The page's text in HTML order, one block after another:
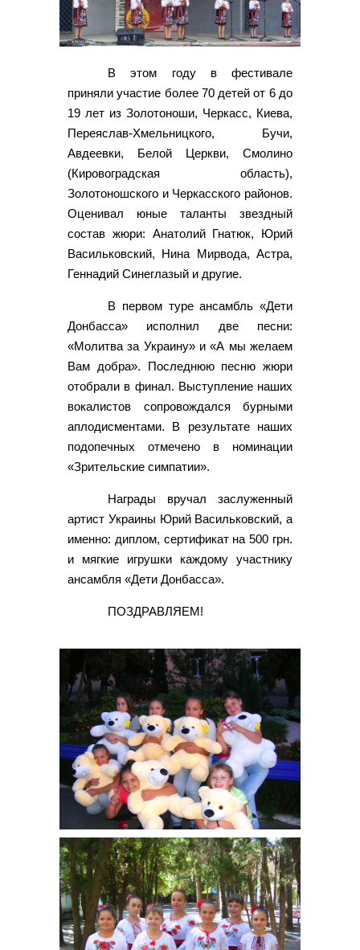
В этом году в фестивале
приняли участие более 70 детей от 6 до
19 лет из Золотоноши, Черкасс, Киева,
Переяслав-Хмельницкого, Бучи,
Авдеевки, Белой Церкви, Смолино
(Кировоградская область),
Золотоношского и Черкасского районов.
Оценивал юные таланты звездный
состав жюри: Анатолий Гнатюк, Юрий
Васильковский, Нина Мирвода, Астра,
Геннадий Синеглазый и другие.
В первом туре ансамбль «Дети
Донбасса» исполнил две песни:
«Молитва за Украину» и «А мы желаем
Вам добра». Последнюю песню жюри
отобрали в финал. Выступление наших
вокалистов сопровождался бурными
аплодисментами. В результате наших
подопечных отмечено в номинации
«Зрительские симпатии».
Награды вручал заслуженный
артист Украины Юрий Васильковский, а
именно: диплом, сертификат на 500 грн.
и мягкие игрушки каждому участнику
ансамбля «Дети Донбасса».
ПОЗДРАВЛЯЕМ!